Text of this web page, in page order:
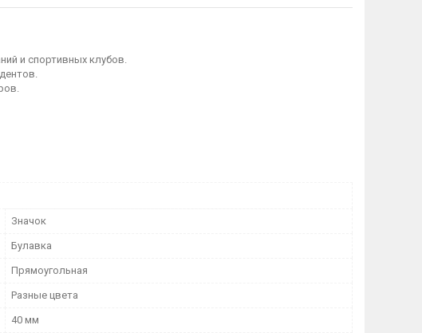
и спортивных клубов.
Значок
Булавка
Прямоугольная
Разные цвета
40 мм